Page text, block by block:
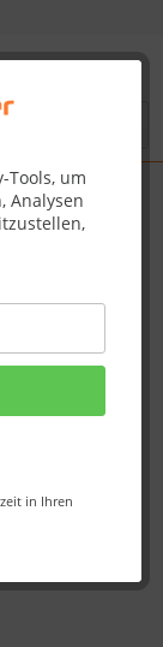
Tools, um
Analysen
in Ihren